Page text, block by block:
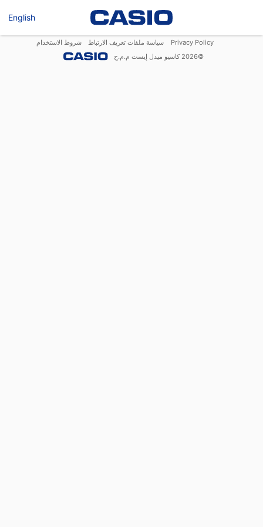
English
Privacy Policy سياسة ملفات تعريف الارتباط
شروط الاستخدام
©
2026 كاسيو ميدل إيست م.م.ح